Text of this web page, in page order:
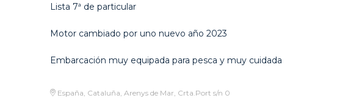
Lista 7ª de particular
Motor cambiado por uno nuevo año 2023
Embarcación muy equipada para pesca y muy cuidada
España, Cataluña, Arenys de Mar, Crta.Port s/n 0